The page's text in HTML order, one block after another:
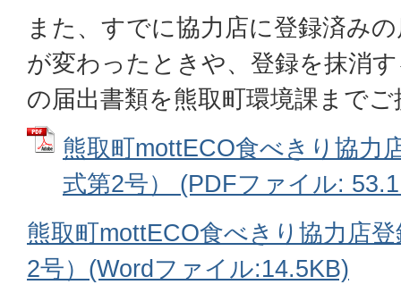
また、すでに協力店に登録済み
が変わったときや、登録を抹消
の届出書類を熊取町環境課まで
熊取町mottECO食べきり協力
式第2号） (PDFファイル:
熊取町mottECO食べきり協力店
2号）(Wordファイル:14.5KB)